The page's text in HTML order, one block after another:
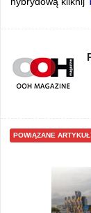
POWIĄZANE